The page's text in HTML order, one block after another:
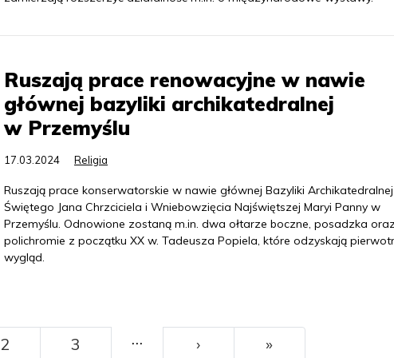
Ruszają prace renowacyjne w nawie
głównej bazyliki archikatedralnej
w Przemyślu
17.03.2024 Religia
Ruszają prace konserwatorskie w nawie głównej Bazyliki
Świętego Jana Chrzciciela i Wniebowzięcia Najświętszej Maryi Panny w
Przemyślu. Odnowione zostaną m.in. dwa ołtarze boczne, posadzka
polichromie z początku XX w. Tadeusza Popiela, które odzyskają
wygląd.
2 3 … ››› »Ostatni